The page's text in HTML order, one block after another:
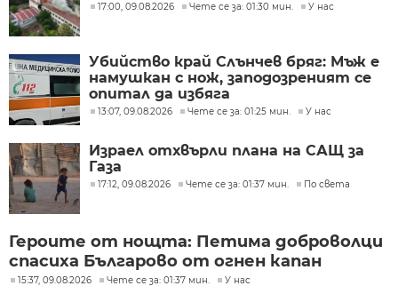
17:00, 09.08.2026 Чете се за: 01:30 мин. У нас
Убийство край Слънчев бряг: Мъж е
намушкан с нож, заподозреният се
опитал да избяга
13:07, 09.08.2026 Чете се за: 01:25 мин. У нас
Израел отхвърли плана на САЩ за
Газа
17:12, 09.08.2026 Чете се за: 01:37 мин. По света
Героите от нощта: Петима доброволци
спасиха Българово от огнен капан
15:37, 09.08.2026 Чете се за: 01:37 мин. У нас